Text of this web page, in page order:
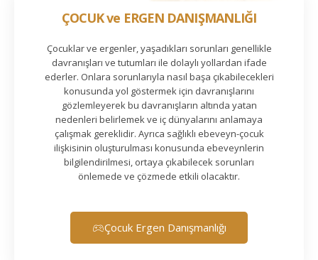
ÇOCUK ve ERGEN DANIŞMANLIĞI
Çocuklar ve ergenler, yaşadıkları sorunları genellikle
davranışları ve tutumları ile dolaylı yollardan ifade
ederler. Onlara sorunlarıyla nasıl başa çıkabilecekleri
konusunda yol göstermek için davranışlarını
gözlemleyerek bu davranışların altında yatan
nedenleri belirlemek ve iç dünyalarını anlamaya
çalışmak gereklidir. Ayrıca sağlıklı ebeveyn-çocuk
ilişkisinin oluşturulması konusunda ebeveynlerin
bilgilendirilmesi, ortaya çıkabilecek sorunları
önlemede ve çözmede etkili olacaktır.
Çocuk Ergen Danışmanlığı